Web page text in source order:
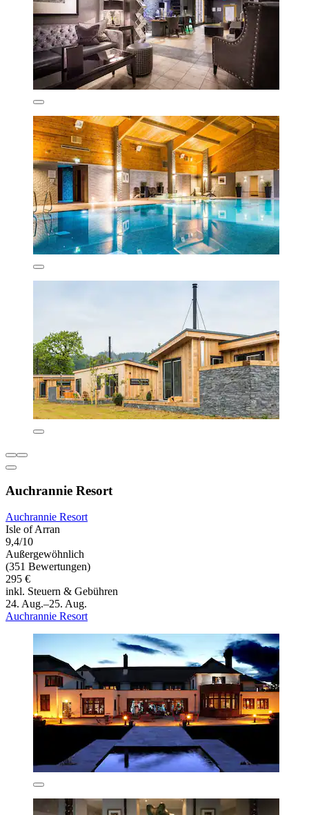
Auchrannie Resort
Auchrannie Resort
Isle of Arran
9,4/10
Außergewöhnlich
(351 Bewertungen)
295 €
inkl. Steuern & Gebühren
24. Aug.–25. Aug.
Auchrannie Resort